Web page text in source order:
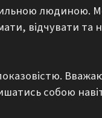
людиною.
відчувати та
собою